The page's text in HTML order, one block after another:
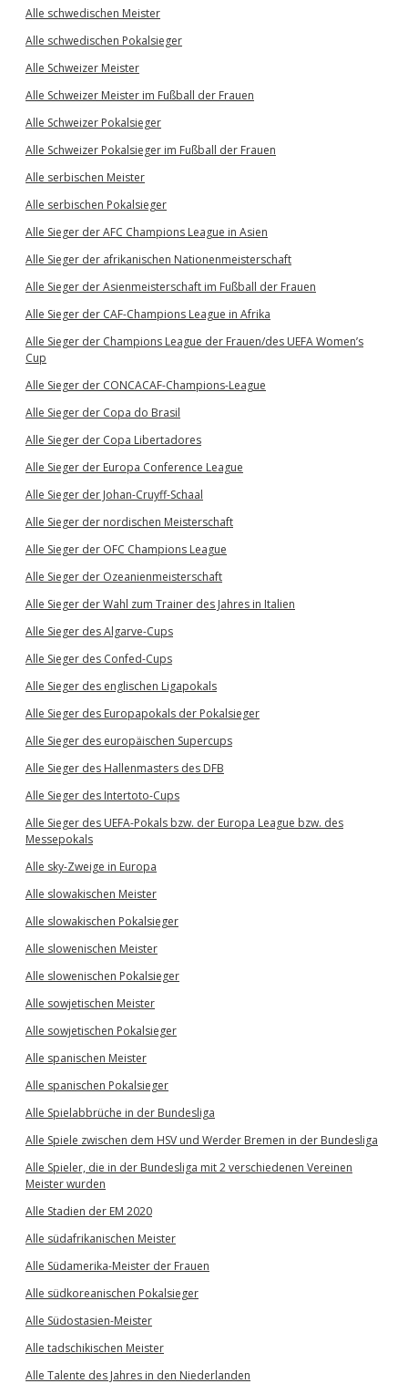
Alle schwedischen Meister
Alle schwedischen Pokalsieger
Alle Schweizer Meister
Alle Schweizer Meister im Fußball der Frauen
Alle Schweizer Pokalsieger
Alle Schweizer Pokalsieger im Fußball der Frauen
Alle serbischen Meister
Alle serbischen Pokalsieger
Alle Sieger der AFC Champions League in Asien
Alle Sieger der afrikanischen Nationenmeisterschaft
Alle Sieger der Asienmeisterschaft im Fußball der Frauen
Alle Sieger der CAF-Champions League in Afrika
Alle Sieger der Champions League der Frauen/des UEFA Women’s
Cup
Alle Sieger der CONCACAF-Champions-League
Alle Sieger der Copa do Brasil
Alle Sieger der Copa Libertadores
Alle Sieger der Europa Conference League
Alle Sieger der Johan-Cruyff-Schaal
Alle Sieger der nordischen Meisterschaft
Alle Sieger der OFC Champions League
Alle Sieger der Ozeanienmeisterschaft
Alle Sieger der Wahl zum Trainer des Jahres in Italien
Alle Sieger des Algarve-Cups
Alle Sieger des Confed-Cups
Alle Sieger des englischen Ligapokals
Alle Sieger des Europapokals der Pokalsieger
Alle Sieger des europäischen Supercups
Alle Sieger des Hallenmasters des DFB
Alle Sieger des Intertoto-Cups
Alle Sieger des UEFA-Pokals bzw. der Europa League bzw. des
Messepokals
Alle sky-Zweige in Europa
Alle slowakischen Meister
Alle slowakischen Pokalsieger
Alle slowenischen Meister
Alle slowenischen Pokalsieger
Alle sowjetischen Meister
Alle sowjetischen Pokalsieger
Alle spanischen Meister
Alle spanischen Pokalsieger
Alle Spielabbrüche in der Bundesliga
Alle Spiele zwischen dem HSV und Werder Bremen in der Bundesliga
Alle Spieler, die in der Bundesliga mit 2 verschiedenen Vereinen
Meister wurden
Alle Stadien der EM 2020
Alle südafrikanischen Meister
Alle Südamerika-Meister der Frauen
Alle südkoreanischen Pokalsieger
Alle Südostasien-Meister
Alle tadschikischen Meister
Alle Talente des Jahres in den Niederlanden